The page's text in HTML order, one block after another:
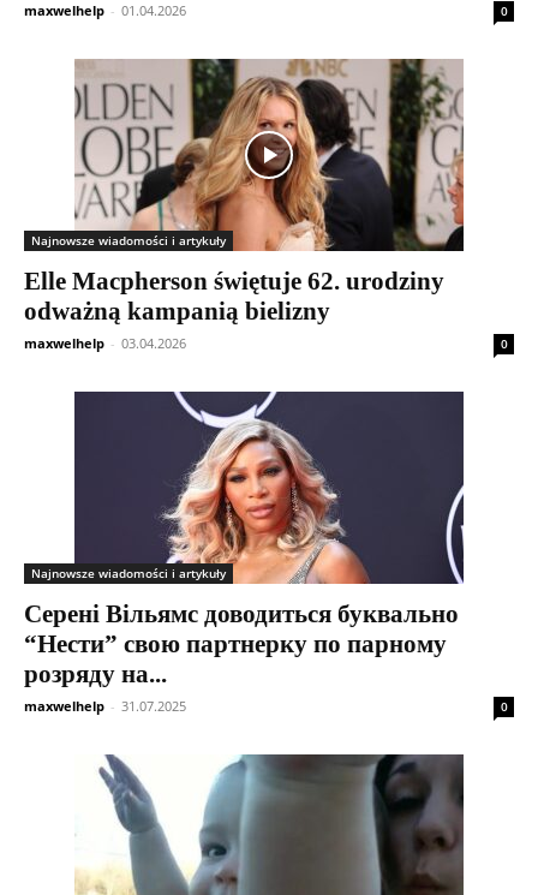
maxwelhelp - 01.04.2026 0
Najnowsze wiadomości i artykuły
Elle Macpherson świętuje 62. urodziny
odważną kampanią bielizny
maxwelhelp - 03.04.2026 0
Najnowsze wiadomości i artykuły
Серені Вільямс доводиться буквально
“Нести” свою партнерку по парному
розряду на...
maxwelhelp - 31.07.2025 0